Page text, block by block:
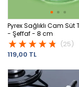
Pyrex Sağlıklı Cam Süt
- Şeffaf - 8 cm
(25)
119,00 TL